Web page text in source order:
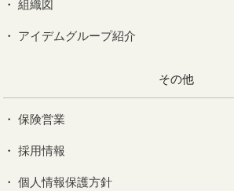
組織図
アイデムグループ紹介
その他
保険営業
採用情報
個人情報保護方針